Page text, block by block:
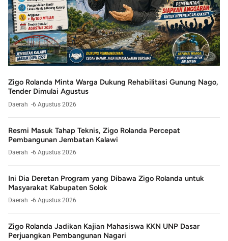
Zigo Rolanda Minta Warga Dukung Rehabilitasi Gunung Nago,
Tender Dimulai Agustus
Daerah 6 Agustus 2026
Resmi Masuk Tahap Teknis, Zigo Rolanda Percepat
Pembangunan Jembatan Kalawi
Daerah 6 Agustus 2026
Ini Dia Deretan Program yang Dibawa Zigo Rolanda untuk
Masyarakat Kabupaten Solok
Daerah 6 Agustus 2026
Zigo Rolanda Jadikan Kajian Mahasiswa KKN UNP Dasar
Perjuangkan Pembangunan Nagari